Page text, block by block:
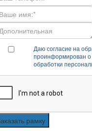
Даю согласие на
проинформирован о
обработки
рамку